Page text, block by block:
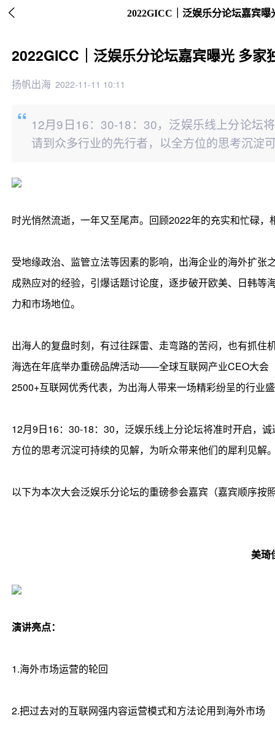
 2022GICC｜泛娱乐分论坛嘉宾
2022GICC｜泛娱乐分论坛嘉宾曝光 多
扬帆出海 2022-11-11 10:11
12月9日16：30-18：30，泛娱乐线上分论坛
请到众多行业的先行者，以全方位的思考沉淀
时光悄然流逝，一年又至尾声。回顾2022年的充实和忙碌，
受地缘政治、监管立法等因素的影响，出海企业的海外扩
成熟应对的经验，引爆话题讨论度，逐步破开欧美、日韩
力和市场地位。
出海人的复盘时刻，有过往踩雷、走弯路的苦闷，也有抓
海选在年底举办重磅品牌活动——全球互联网产业CEO大会
2500+互联网优秀代表，为出海人带来一场精彩纷呈的行业
12月9日16：30-18：30，泛娱乐线上分论坛将准时开启，
方位的思考沉淀可持续的见解，为听众带来他们的犀利见解
以下为本次大会泛娱乐分论坛的重磅参会嘉宾（嘉宾顺序按
美琦
演讲亮点：
1.海外市场运营的轮回
2.把过去对的互联网强内容运营模式和方法论用到海外市场